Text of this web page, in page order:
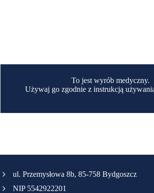
To jest wyrób medyczny.
Używaj go zgodnie z instrukcją
ul. Przemysłowa 8b, 85-758 Bydgoszcz
NIP 5542922201